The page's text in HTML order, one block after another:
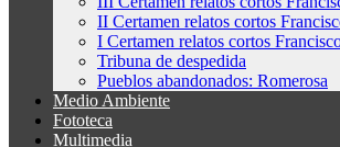
II Certamen relatos cortos
I Certamen relatos cortos
Tribuna de despedida
Pueblos abandonados: Romerosa
Medio Ambiente
Fototeca
Multimedia